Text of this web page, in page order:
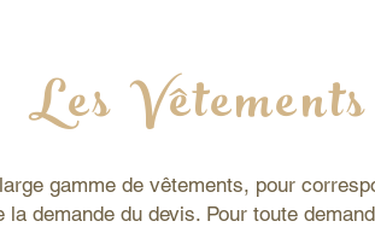
Les Vêtements
gamme de vêtements, pour
demande du devis. Pour toute